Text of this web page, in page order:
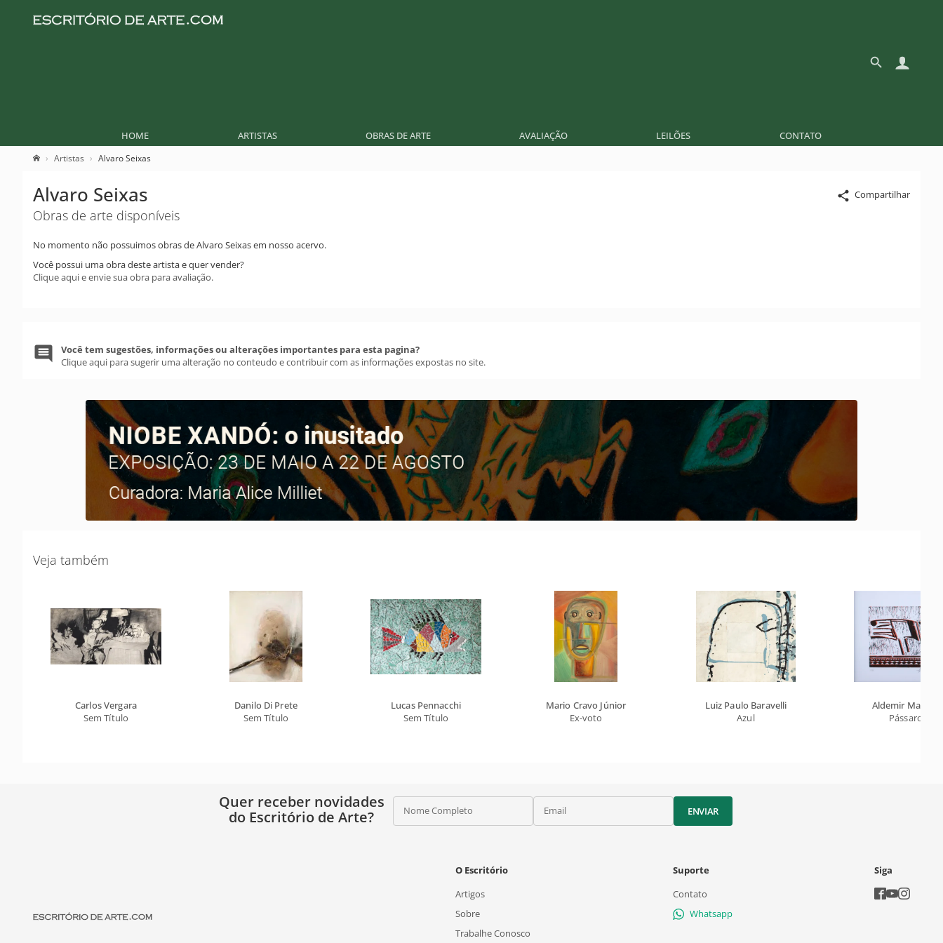
HOME ARTISTAS OBRAS DE ARTE AVALIAÇÃO LEILÕES CONTATO
Artistas Alvaro Seixas
Compartilhar
Alvaro Seixas
Obras de arte disponíveis
No momento não possuimos obras de Alvaro Seixas em nosso acervo.
Você possui uma obra deste artista e quer vender?
Clique aqui e envie sua obra para avaliação.
Você tem sugestões, informações ou alterações importantes para esta pagina?
Clique aqui para sugerir uma alteração no conteudo e contribuir com as informações expostas no site.
Veja também
Carlos Vergara
Sem Título
Danilo Di Prete
Sem Título
Lucas Pennacchi
Sem Título
Mario Cravo Júnior
Ex-voto
Luiz Paulo Baravelli
Azul
Aldemir Martins
Pássaro
Quer receber novidades
do Escritório de Arte?
Nome Completo Email ENVIAR
O Escritório
Artigos
Sobre
Trabalhe Conosco
Suporte
Contato
Whatsapp
Siga